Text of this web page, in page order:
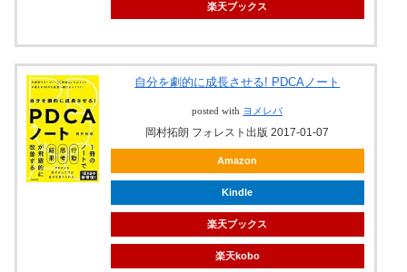
楽天ブックス
自分を劇的に成長させる! PDCAノート
posted with ヨメレバ
岡村拓朗 フォレスト出版 2017-01-07
Amazon
Kindle
楽天ブックス
楽天kobo